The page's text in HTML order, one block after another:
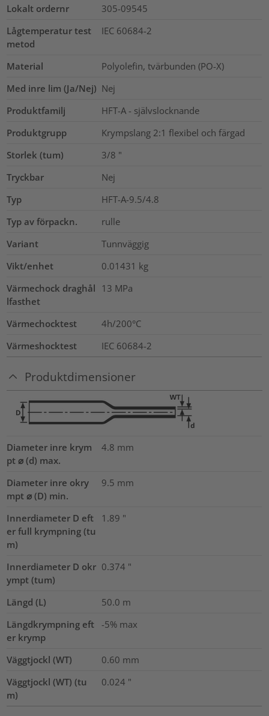
Lokalt ordernr
305-09545
Lågtemperatur test
metod
IEC 60684-2
Material
Polyolefin, tvärbunden (PO-X)
Med inre lim (Ja/Nej) Nej
Produktfamilj
HFT-A - självslocknande
Produktgrupp
Krympslang 2:1 flexibel och färgad
Storlek (tum)
3/8 "
Tryckbar
Nej
Typ
HFT-A-9.5/4.8
Typ av förpackn.
rulle
Variant
Tunnväggig
Vikt/enhet
0.01431 kg
Värmechock draghål
lfasthet
13 MPa
Värmechocktest
4h/200°C
Värmeshocktest
IEC 60684-2
Produktdimensioner
Diameter inre krym
pt ⌀ (d) max.
4.8 mm
Diameter inre okry
mpt ⌀ (D) min.
9.5 mm
Innerdiameter D eft
er full krympning (tu
m)
1.89 "
Innerdiameter D okr
ympt (tum)
0.374 "
Längd (L) 50.0 m
Längdkrympning eft
er krymp
-5% max
Väggtjockl (WT) 0.60 mm
Väggtjockl (WT) (tu
m)
0.024 "